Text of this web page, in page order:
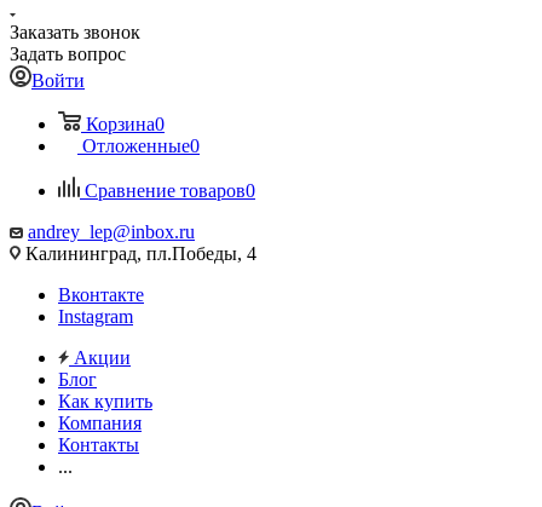
Заказать звонок
Задать вопрос
Войти
Корзина0
Отложенные0
Сравнение товаров0
andrey_lep@inbox.ru
Калининград, пл.Победы, 4
Вконтакте
Instagram
Акции
Блог
Как купить
Компания
Контакты
...